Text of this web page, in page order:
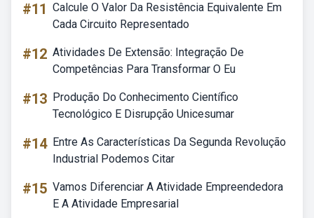
#11 Calcule O Valor Da Resistência Equivalente Em
Cada Circuito Representado
#12 Atividades De Extensão: Integração De
Competências Para Transformar O Eu
#13 Produção Do Conhecimento Científico
Tecnológico E Disrupção Unicesumar
#14 Entre As Características Da Segunda Revolução
Industrial Podemos Citar
#15 Vamos Diferenciar A Atividade Empreendedora
E A Atividade Empresarial